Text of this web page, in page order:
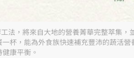
法，將來自大地的營養菁華完整萃集，
杯，能為外食族快速補充豐沛的蔬活營
康平衡。